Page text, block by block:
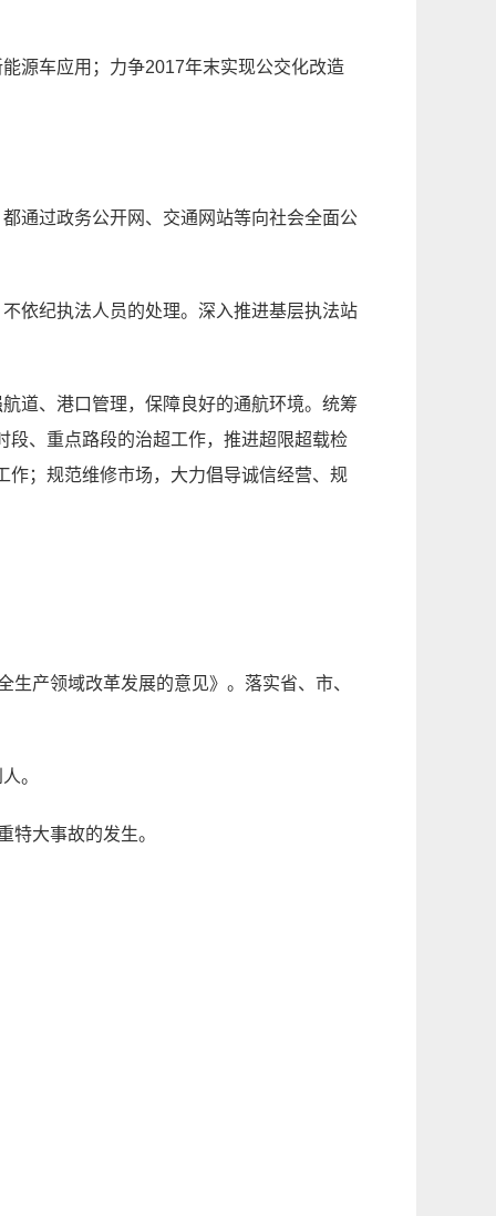
源车应用；力争2017年末实现公交化改造
通过政务公开网、交通网站等向社会全面公
依纪执法人员的处理。深入推进基层执法站
道、港口管理，保障良好的通航环境。统筹
段、重点路段的治超工作，推进超限超载检
作；规范维修市场，大力倡导诚信经营、规
产领域改革发展的意见》。落实省、市、
。
特大事故的发生。